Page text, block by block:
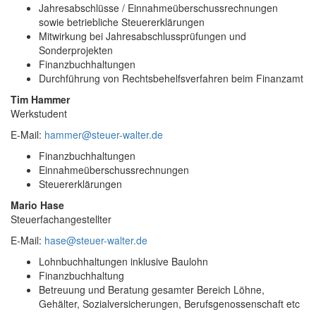
Jahresabschlüsse / Einnahmeüberschussrechnungen
sowie betriebliche Steuererklärungen
Mitwirkung bei Jahresabschlussprüfungen und
Sonderprojekten
Finanzbuchhaltungen
Durchführung von Rechtsbehelfsverfahren beim Finanzamt
Tim Hammer
Werkstudent
E-Mail: hammer@steuer-walter.de
Finanzbuchhaltungen
Einnahmeüberschussrechnungen
Steuererklärungen
Mario Hase
Steuerfachangestellter
E-Mail: hase@steuer-walter.de
Lohnbuchhaltungen inklusive Baulohn
Finanzbuchhaltung
Betreuung und Beratung gesamter Bereich Löhne,
Gehälter, Sozialversicherungen, Berufsgenossenschaft etc